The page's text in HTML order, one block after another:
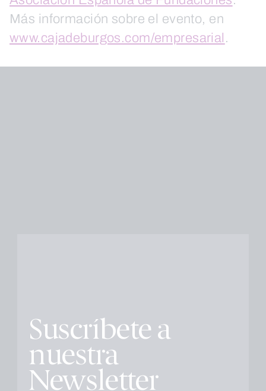
Más información sobre el evento, en
www.cajadeburgos.com/empresarial .
Suscríbete a
nuestra
Newsletter